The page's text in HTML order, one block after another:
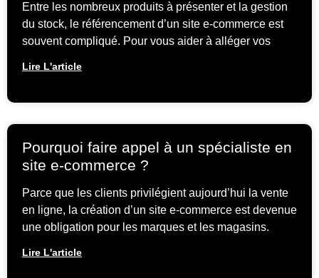
Entre les nombreux produits à présenter et la gestion
du stock, le référencement d’un site e-commerce est
souvent compliqué. Pour vous aider à alléger vos
Lire L'article
Pourquoi faire appel à un spécialiste en
site e-commerce ?
Parce que les clients privilégient aujourd’hui la vente
en ligne, la création d’un site e-commerce est devenue
une obligation pour les marques et les magasins.
Lire L'article